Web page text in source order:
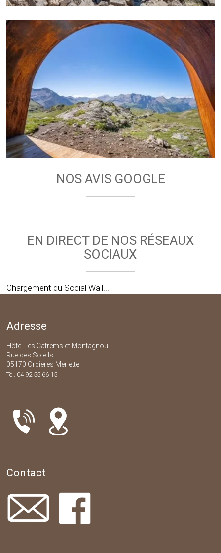
NOS AVIS GOOGLE
EN DIRECT DE NOS RÉSEAUX
SOCIAUX
Chargement du Social Wall...
Adresse
Hôtel Les Catrems et Montagnou
Rue des Soleils
05170 Orcieres Merlette
Tél. 04 92 55 66 15
Contact